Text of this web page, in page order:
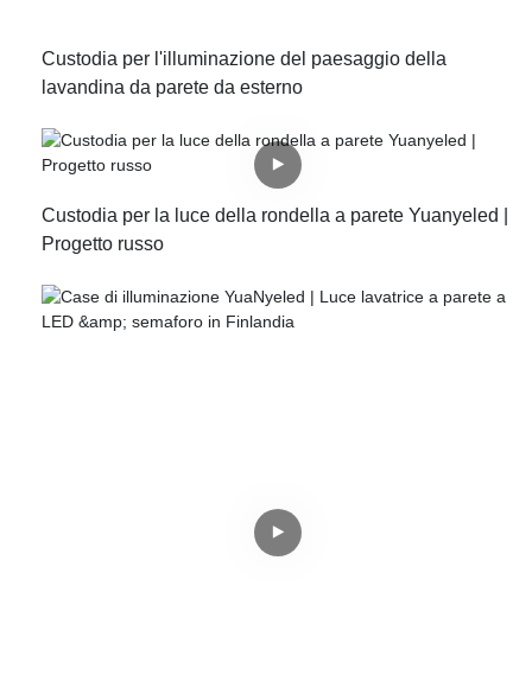
Custodia per l'illuminazione del paesaggio della
lavandina da parete da esterno
Custodia per la luce della rondella a parete Yuanyeled |
Progetto russo